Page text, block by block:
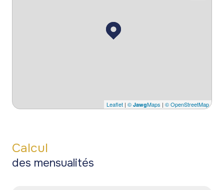
Leaflet | © JawgMaps | © OpenStreetMap
Calcul
des mensualités